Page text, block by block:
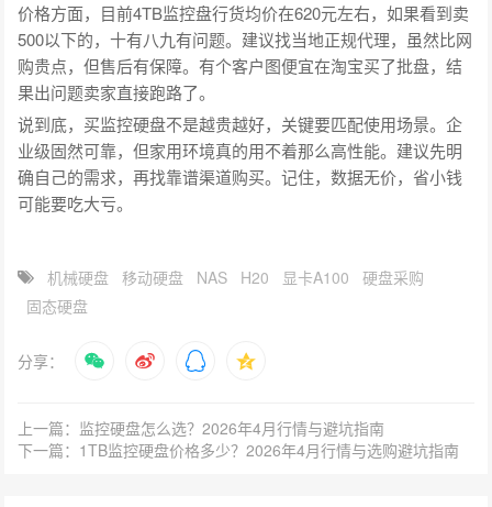
价格方面，目前4TB监控盘行货均价在620元左右，如果看到卖
500以下的，十有八九有问题。建议找当地正规代理，虽然比网
购贵点，但售后有保障。有个客户图便宜在淘宝买了批盘，结
果出问题卖家直接跑路了。
说到底，买监控硬盘不是越贵越好，关键要匹配使用场景。企
业级固然可靠，但家用环境真的用不着那么高性能。建议先明
确自己的需求，再找靠谱渠道购买。记住，数据无价，省小钱
可能要吃大亏。
机械硬盘 移动硬盘 NAS H20 显卡A100
硬盘采购
固态硬盘
分享：
上一篇：监控硬盘怎么选？2026年4月行情与避坑指南
下一篇：1TB监控硬盘价格多少？2026年4月行情与选购避坑指南